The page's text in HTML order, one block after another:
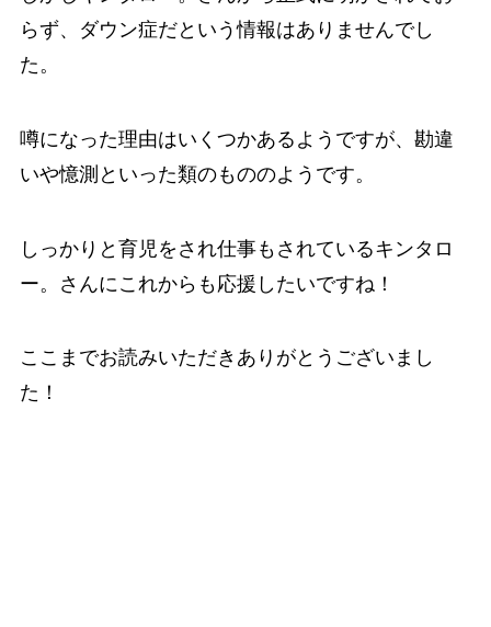
らず、ダウン症だという情報はありませんでし
た。
噂になった理由はいくつかあるようですが、勘違
いや憶測といった類のもののようです。
しっかりと育児をされ仕事もされているキンタロ
ー。さんにこれからも応援したいですね！
ここまでお読みいただきありがとうございまし
た！